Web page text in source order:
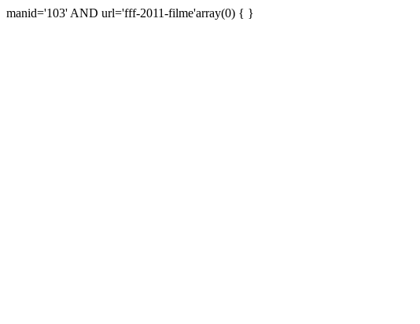
manid='103' AND url='fff-2011-filme'array(0) { }